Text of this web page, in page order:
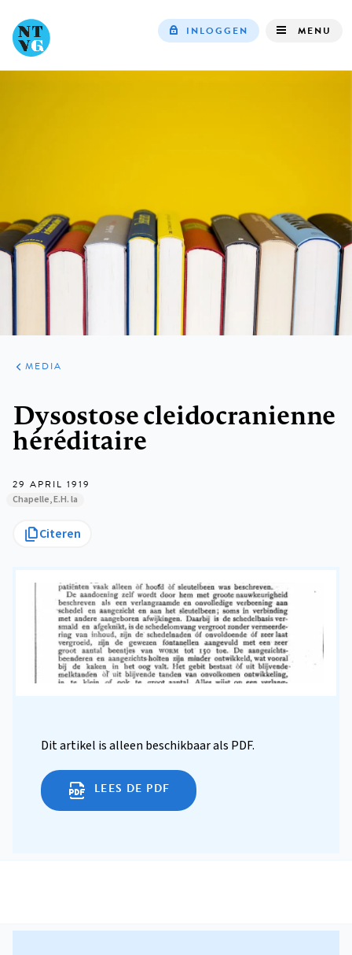
INLOGGEN MENU
ARTIKELEN
VARIA
MEDIA
Dysostose cleidocranienne
héréditaire
29 APRIL 1919
Chapelle, E.H. la
Citeren
Dit artikel is alleen beschikbaar als PDF.
LEES DE PDF